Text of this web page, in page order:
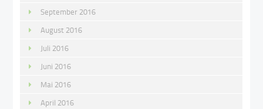
September 2016
August 2016
Juli 2016
Juni 2016
Mai 2016
April 2016